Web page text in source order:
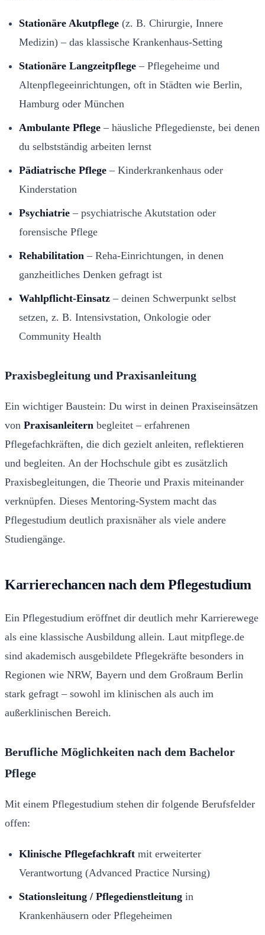
Stationäre Akutpflege (z. B. Chirurgie, Innere
Medizin) – das klassische Krankenhaus-Setting
Stationäre Langzeitpflege – Pflegeheime und
Altenpflegeeinrichtungen, oft in Städten wie Berlin,
Hamburg oder München
Ambulante Pflege – häusliche Pflegedienste, bei denen
du selbstständig arbeiten lernst
Pädiatrische Pflege – Kinderkrankenhaus oder
Kinderstation
Psychiatrie – psychiatrische Akutstation oder
forensische Pflege
Rehabilitation – Reha-Einrichtungen, in denen
ganzheitliches Denken gefragt ist
Wahlpflicht-Einsatz – deinen Schwerpunkt selbst
setzen, z. B. Intensivstation, Onkologie oder
Community Health
Praxisbegleitung und Praxisanleitung
Ein wichtiger Baustein: Du wirst in deinen Praxiseinsätzen
von Praxisanleitern begleitet – erfahrenen
Pflegefachkräften, die dich gezielt anleiten, reflektieren
und begleiten. An der Hochschule gibt es zusätzlich
Praxisbegleitungen, die Theorie und Praxis miteinander
verknüpfen. Dieses Mentoring-System macht das
Pflegestudium deutlich praxisnäher als viele andere
Studiengänge.
Karrierechancen nach dem Pflegestudium
Ein Pflegestudium eröffnet dir deutlich mehr Karrierewege
als eine klassische Ausbildung allein. Laut mitpflege.de
sind akademisch ausgebildete Pflegekräfte besonders in
Regionen wie NRW, Bayern und dem Großraum Berlin
stark gefragt – sowohl im klinischen als auch im
außerklinischen Bereich.
Berufliche Möglichkeiten nach dem Bachelor
Pflege
Mit einem Pflegestudium stehen dir folgende Berufsfelder
offen:
Klinische Pflegefachkraft mit erweiterter
Verantwortung (Advanced Practice Nursing)
Stationsleitung / Pflegedienstleitung in
Krankenhäusern oder Pflegeheimen